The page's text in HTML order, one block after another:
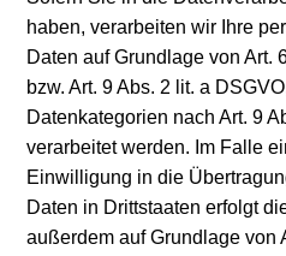
haben, verarbeiten wir Ihre
Daten auf Grundlage von Art.
bzw. Art. 9 Abs. 2 lit. a
Datenkategorien nach Art. 9
verarbeitet werden. Im Falle
Einwilligung in die
Daten in Drittstaaten erfolgt
außerdem auf Grundlage von